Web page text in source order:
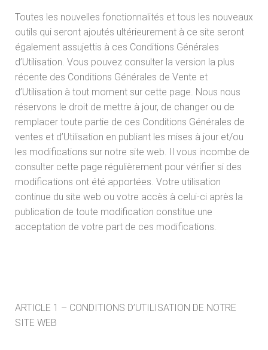
Toutes les nouvelles fonctionnalités et tous les nouveaux
outils qui seront ajoutés ultérieurement à ce site seront
également assujettis à ces Conditions Générales
d’Utilisation. Vous pouvez consulter la version la plus
récente des Conditions Générales de Vente et
d’Utilisation à tout moment sur cette page. Nous nous
réservons le droit de mettre à jour, de changer ou de
remplacer toute partie de ces Conditions Générales de
ventes et d’Utilisation en publiant les mises à jour et/ou
les modifications sur notre site web. Il vous incombe de
consulter cette page régulièrement pour vérifier si des
modifications ont été apportées. Votre utilisation
continue du site web ou votre accès à celui-ci après la
publication de toute modification constitue une
acceptation de votre part de ces modifications.
ARTICLE 1 – CONDITIONS D’UTILISATION DE NOTRE
SITE WEB